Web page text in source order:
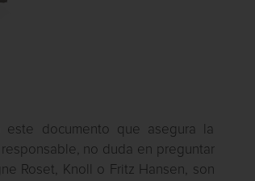
este documento que asegura la
no duda en preguntar
Roset, Knoll o Fritz Hansen, son